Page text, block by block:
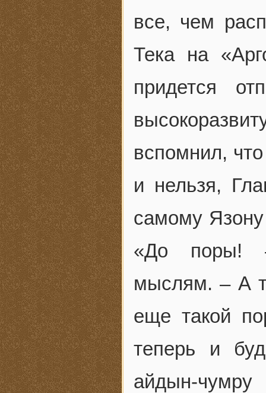
все, чем
Тека на
придется
вспомнил,
и нельзя,
самому
«До поры!
мыслям. – А
еще такой
теперь и
айдын-